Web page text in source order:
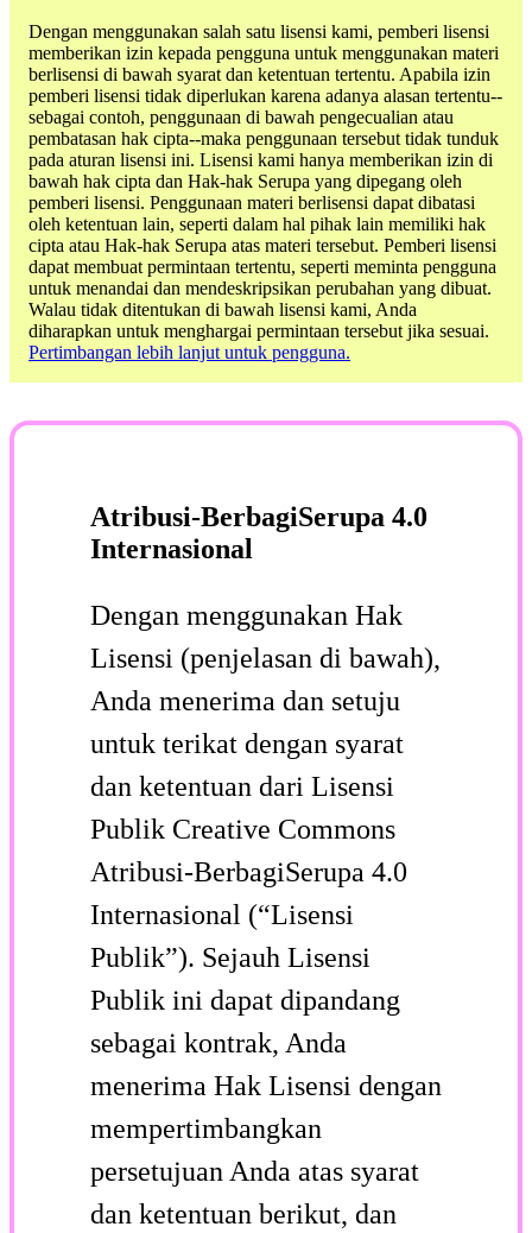
Dengan menggunakan salah satu lisensi kami, pemberi lisensi
memberikan izin kepada pengguna untuk menggunakan materi
berlisensi di bawah syarat dan ketentuan tertentu. Apabila izin
pemberi lisensi tidak diperlukan karena adanya alasan tertentu--
sebagai contoh, penggunaan di bawah pengecualian atau
pembatasan hak cipta--maka penggunaan tersebut tidak tunduk
pada aturan lisensi ini. Lisensi kami hanya memberikan izin di
bawah hak cipta dan Hak-hak Serupa yang dipegang oleh
pemberi lisensi. Penggunaan materi berlisensi dapat dibatasi
oleh ketentuan lain, seperti dalam hal pihak lain memiliki hak
cipta atau Hak-hak Serupa atas materi tersebut. Pemberi lisensi
dapat membuat permintaan tertentu, seperti meminta pengguna
untuk menandai dan mendeskripsikan perubahan yang dibuat.
Walau tidak ditentukan di bawah lisensi kami, Anda
diharapkan untuk menghargai permintaan tersebut jika sesuai.
Pertimbangan lebih lanjut untuk pengguna.
Atribusi-BerbagiSerupa 4.0
Internasional
Dengan menggunakan Hak
Lisensi (penjelasan di bawah),
Anda menerima dan setuju
untuk terikat dengan syarat
dan ketentuan dari Lisensi
Publik Creative Commons
Atribusi-BerbagiSerupa 4.0
Internasional (“Lisensi
Publik”). Sejauh Lisensi
Publik ini dapat dipandang
sebagai kontrak, Anda
menerima Hak Lisensi dengan
mempertimbangkan
persetujuan Anda atas syarat
dan ketentuan berikut, dan